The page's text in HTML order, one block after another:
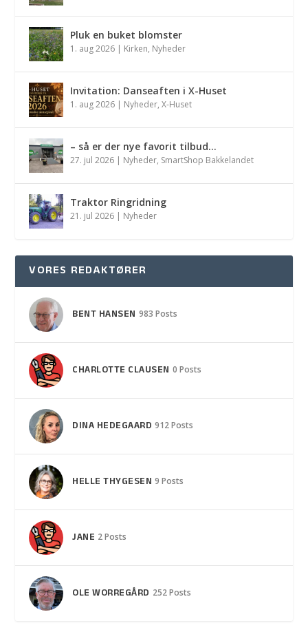
Pluk en buket blomster
1. aug 2026 | Kirken, Nyheder
Invitation: Danseaften i X-Huset
1. aug 2026 | Nyheder,X-Huset
– så er der nye favorit tilbud…
27. jul 2026 | Nyheder, SmartShop Bakkelandet
Traktor Ringridning
21. jul 2026 | Nyheder
VORES REDAKTØRER
BENT HANSEN 983 Posts
CHARLOTTE CLAUSEN 0 Posts
DINA HEDEGAARD 912 Posts
HELLE THYGESEN 9 Posts
JANE 2 Posts
OLE WORREGÅRD 252 Posts